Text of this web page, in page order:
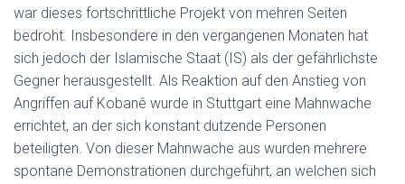
war dieses fortschrittliche Projekt von mehren Seiten
bedroht. Insbesondere in den vergangenen Monaten hat
sich jedoch der Islamische Staat (IS) als der gefährlichste
Gegner herausgestellt. Als Reaktion auf den Anstieg von
Angriffen auf Kobanê wurde in Stuttgart eine Mahnwache
errichtet, an der sich konstant dutzende Personen
beteiligten. Von dieser Mahnwache aus wurden mehrere
spontane Demonstrationen durchgeführt, an welchen sich